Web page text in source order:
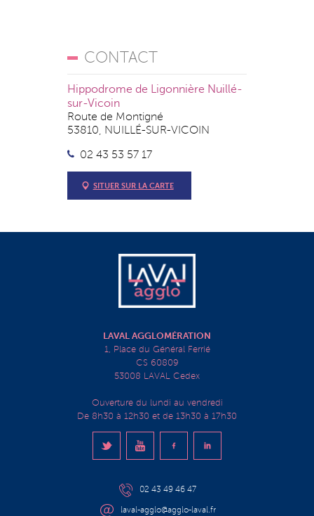
CONTACT
Hippodrome de Ligonnière Nuillé-
sur-Vicoin
Route de Montigné
53810, NUILLÉ-SUR-VICOIN
02 43 53 57 17
SITUER SUR LA CARTE
LAVAL AGGLOMÉRATION
1, Place du Général Ferrié
CS 60809
53008 LAVAL Cedex
Ouverture du lundi au vendredi
De 8h30 à 12h30 et de 13h30 à 17h30
02 43 49 46 47
laval-agglo@agglo-laval.fr